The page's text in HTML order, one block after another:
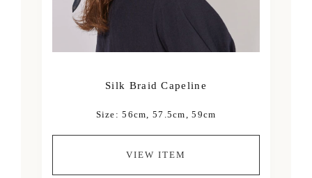
Silk Braid Capeline
Size: 56cm, 57.5cm, 59cm
VIEW ITEM